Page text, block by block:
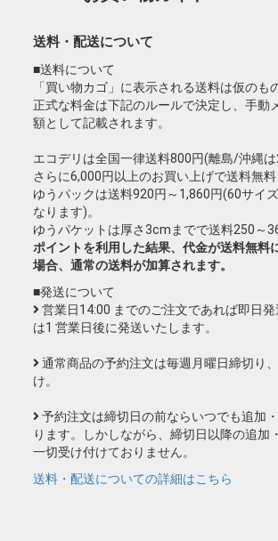
送料・配送について
■送料について
「買い物カゴ」に表示される送料は仮のも
正式な料金は下記のルールで決定し、手動
額として記載されます。
エコデリは全国一律送料800円(離島/沖縄は
さらに6,000円以上のお買い上げで送料無料
ゆうパックは送料920円～1,860円(60サイ
なります)。
ゆうパケットは厚さ3cmまでで送料250～
ポイントを利用した結果、代金が送料無料
場合、通常の送料が加算されます。
■発送について
営業日14:00 までのご注文であれば即日
は1 営業日後に発送いたします。
通常商品の予約注文は毎週月曜日締切り
け。
予約注文は締切日の前ならいつでも追加
ります。しかしながら、締切日以降の追加
一切受け付けておりません。
送料・配送についての詳細はこちら